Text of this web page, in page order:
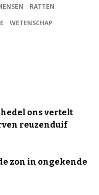
RATTEN
WETENSCHAP
ons vertelt
reuzenduif
zon in ongekende